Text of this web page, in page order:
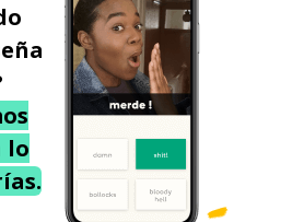
lo